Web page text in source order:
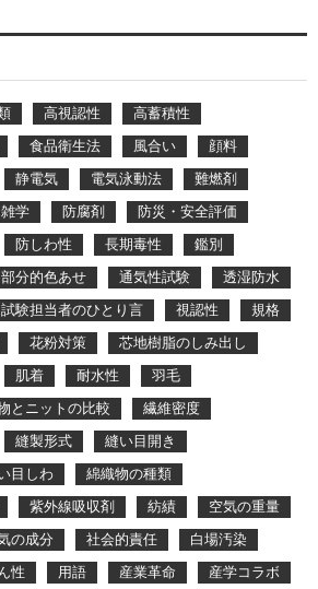
高視認性
高蓄積性
食品衛生法 風合い
顔料
静電気 電気泳動法
難燃剤
雑学 防腐剤
防災・安全評価
防しわ性 長期毒性
鑑別
部分的色あせ 通気性試験
透湿防水
試験担当者のひとり言 視認性
規格
花粉対策
芯地樹脂のしみ出し
肌着 耐水性
羽毛
とニットの比較
繊維密度
縫製形式
縫い目開き
目しわ
綿織物の種類
紫外線吸収剤 紡績
空気の重量
の成分 社会的責任
白場汚染
性 用語 産業革命
産学コラボ